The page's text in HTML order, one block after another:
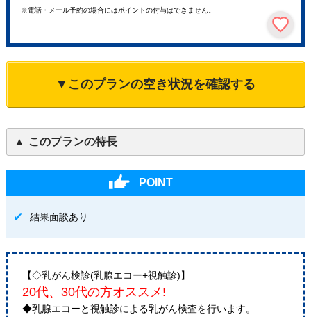
※電話・メール予約の場合にはポイントの付与はできません。
▼このプランの空き状況を確認する
このプランの特長
POINT
結果面談あり
【◇乳がん検診(乳腺エコー+視触診)】
20代、30代の方オススメ!
◆乳腺エコーと視触診による乳がん検査を行います。